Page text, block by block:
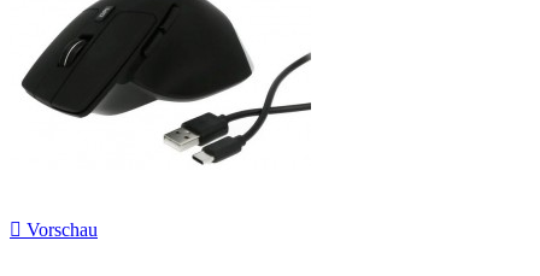
 Vorschau